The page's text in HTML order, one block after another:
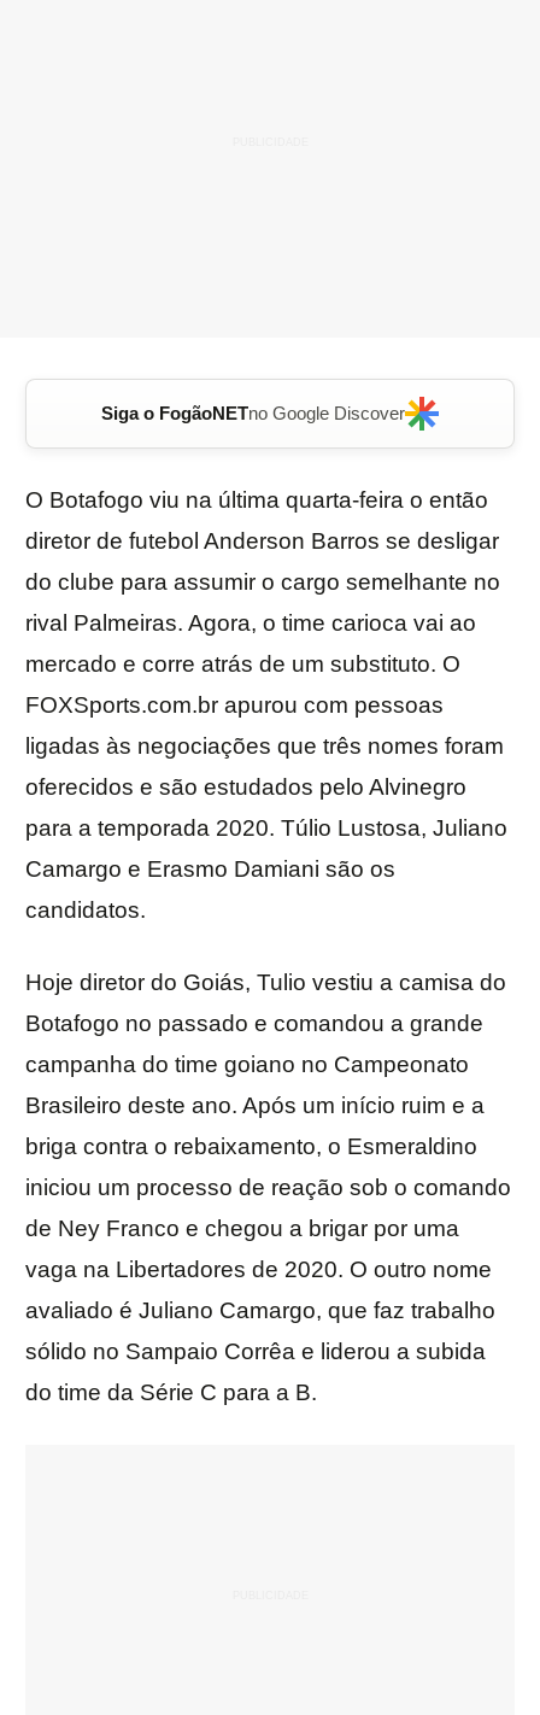
Siga o FogãoNETno Google Discover
O Botafogo viu na última quarta-feira o então
diretor de futebol Anderson Barros se desligar
do clube para assumir o cargo semelhante no
rival Palmeiras. Agora, o time carioca vai ao
mercado e corre atrás de um substituto. O
FOXSports.com.br apurou com pessoas
ligadas às negociações que três nomes foram
oferecidos e são estudados pelo Alvinegro
para a temporada 2020. Túlio Lustosa, Juliano
Camargo e Erasmo Damiani são os
candidatos.
Hoje diretor do Goiás, Tulio vestiu a camisa do
Botafogo no passado e comandou a grande
campanha do time goiano no Campeonato
Brasileiro deste ano. Após um início ruim e a
briga contra o rebaixamento, o Esmeraldino
iniciou um processo de reação sob o comando
de Ney Franco e chegou a brigar por uma
vaga na Libertadores de 2020. O outro nome
avaliado é Juliano Camargo, que faz trabalho
sólido no Sampaio Corrêa e liderou a subida
do time da Série C para a B.